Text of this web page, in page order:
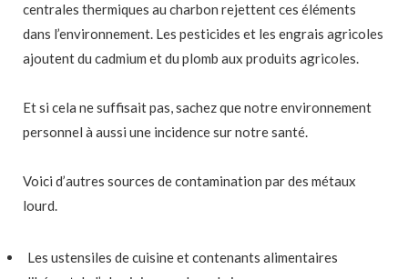
centrales thermiques au charbon rejettent ces éléments
dans l’environnement. Les pesticides et les engrais agricoles
ajoutent du cadmium et du plomb aux produits agricoles.
Et si cela ne suffisait pas, sachez que notre environnement
personnel à aussi une incidence sur notre santé.
Voici d’autres sources de contamination par des métaux
lourd.
Les ustensiles de cuisine et contenants alimentaires